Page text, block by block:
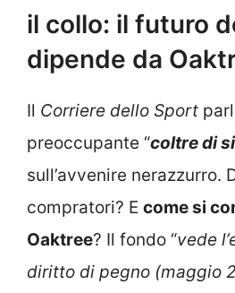
il collo: il futuro
dipende da
Il Corriere dello Sport
preoccupante “coltre di
sull’avvenire nerazzurro.
compratori? E come si
Oaktree? Il fondo “vede
diritto di pegno (maggio